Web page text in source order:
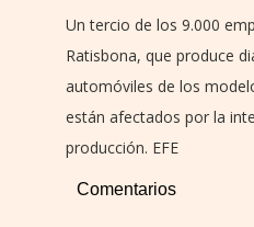
Un tercio de los 9.000
Ratisbona, que produce
automóviles de los
están afectados por la
producción. EFE
Comentarios